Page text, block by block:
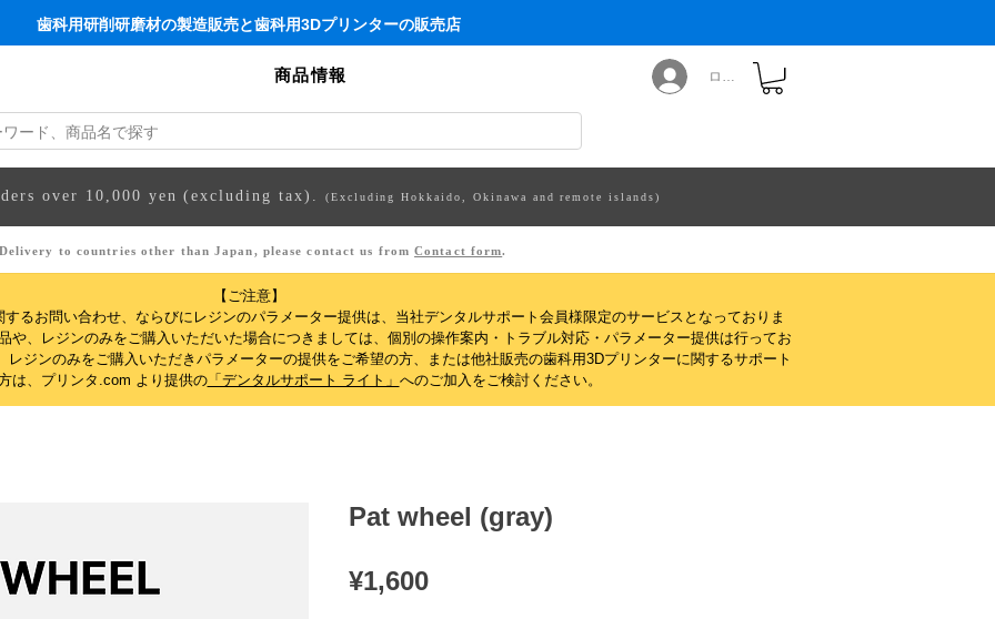
商品情報 ログイン
歯科用研削研磨材の製造販売と歯科用3Dプリンターの販売店
over 10,000 yen (excluding tax). (Excluding Hokkaido, Okinawa and remote islands)
to countries other than Japan, please contact us fromContact form.
【ご注意】
るお問い合わせ、ならびにレジンのパラメーター提供は、当社デンタルサポート会員様限定のサービスとなっておりま
や、レジンのみをご購入いただいた場合につきましては、個別の操作案内・トラブル対応・パラメーター提供は行ってお
ジンのみをご購入いただきパラメーターの提供をご希望の方、または他社販売の歯科用3Dプリンターに関するサポート
は、プリンタ.com より提供の「デンタルサポート ライト」 へのご加入をご検討ください。
Pat wheel (gray)
¥1,600Price